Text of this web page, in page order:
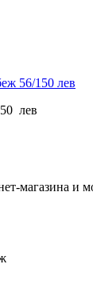
лев
магазина и